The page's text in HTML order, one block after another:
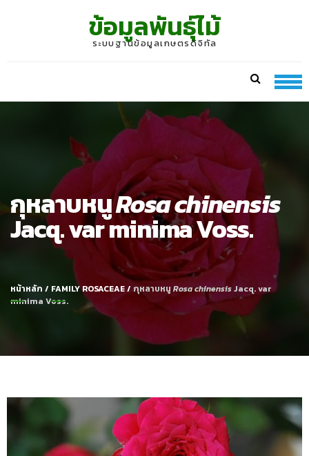
ข้อมูลพันธุ์ไม้
ระบบฐานข้อมูลเกษตรดิจิทัล
กุหลาบหนูRosa chinensis
Jacq. var minima Voss.
หน้าหลัก / FAMILY ROSACEAE/ กุหลาบหนู Rosa chinensisJacq. var
minima Voss.